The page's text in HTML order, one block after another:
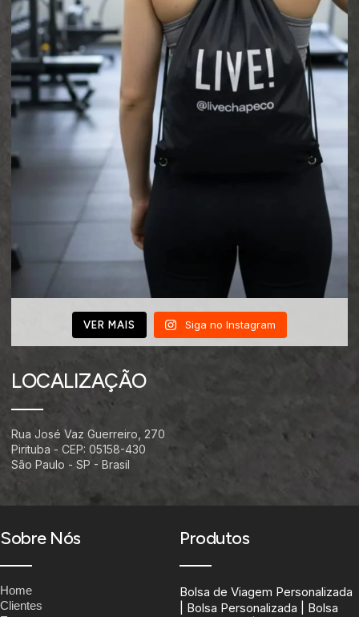
VER MAIS Siga no Instagram
LOCALIZAÇÃO
Rua José Vaz Guerreiro, 270
Pirituba - CEP: 05158-430
São Paulo - SP - Brasil
Sobre Nós
Home
Clientes
Produtos
Bolsa de Viagem Personalizada
| Bolsa Personalizada | Bolsa